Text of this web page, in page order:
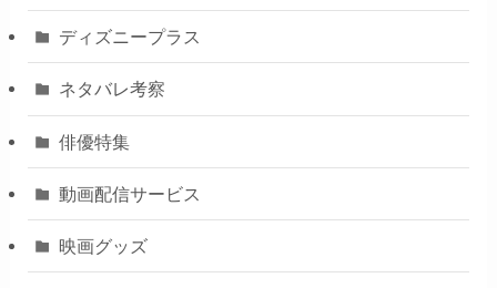
ディズニープラス
ネタバレ考察
俳優特集
動画配信サービス
映画グッズ